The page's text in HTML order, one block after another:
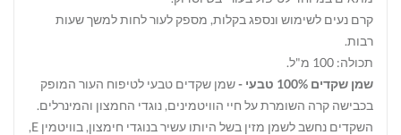
קרם נעים לשימוש ונספג בקלות, מספק לעור לחות למשך שעות
רבות.
תכולה: 100 מ"ל.
שמן שקדים 100% טבעי -
שמן שקדים טבעי לטיפוח העור המופק
בכבישה קרה השומרת על חיי הוויטמינים, נוגדי החמצון והמינרלים.
השקדים נחשב לשמן מזין בשל היותו עשיר בנוגדי חימצון, בוויטמין E,